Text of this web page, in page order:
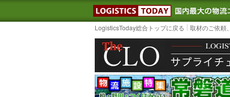
LOGISTICS
LogisticsToday総合トップに戻る 取材のご依頼